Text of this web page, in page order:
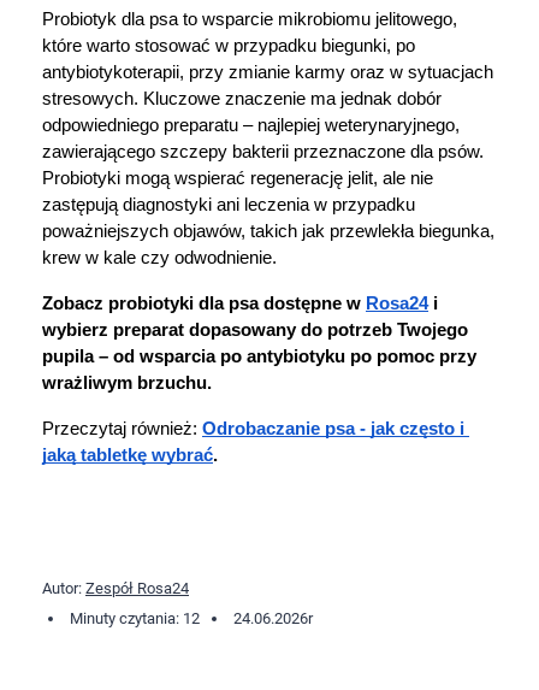
Probiotyk dla psa to wsparcie mikrobiomu jelitowego,
które warto stosować w przypadku biegunki, po
antybiotykoterapii, przy zmianie karmy oraz w sytuacjach
stresowych. Kluczowe znaczenie ma jednak dobór
odpowiedniego preparatu – najlepiej weterynaryjnego,
zawierającego szczepy bakterii przeznaczone dla psów.
Probiotyki mogą wspierać regenerację jelit, ale nie
zastępują diagnostyki ani leczenia w przypadku
poważniejszych objawów, takich jak przewlekła biegunka,
krew w kale czy odwodnienie.
Zobacz probiotyki dla psa dostępne w Rosa24 i
wybierz preparat dopasowany do potrzeb Twojego
pupila – od wsparcia po antybiotyku po pomoc przy
wrażliwym brzuchu.
Przeczytaj również: Odrobaczanie psa - jak często i
jaką tabletkę wybrać.
Autor: Zespół Rosa24
Minuty czytania: 12
24.06.2026r